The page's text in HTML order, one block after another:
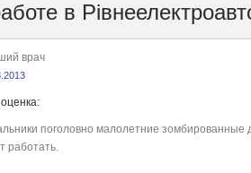
в
врач
поголовно малолетние
работать.